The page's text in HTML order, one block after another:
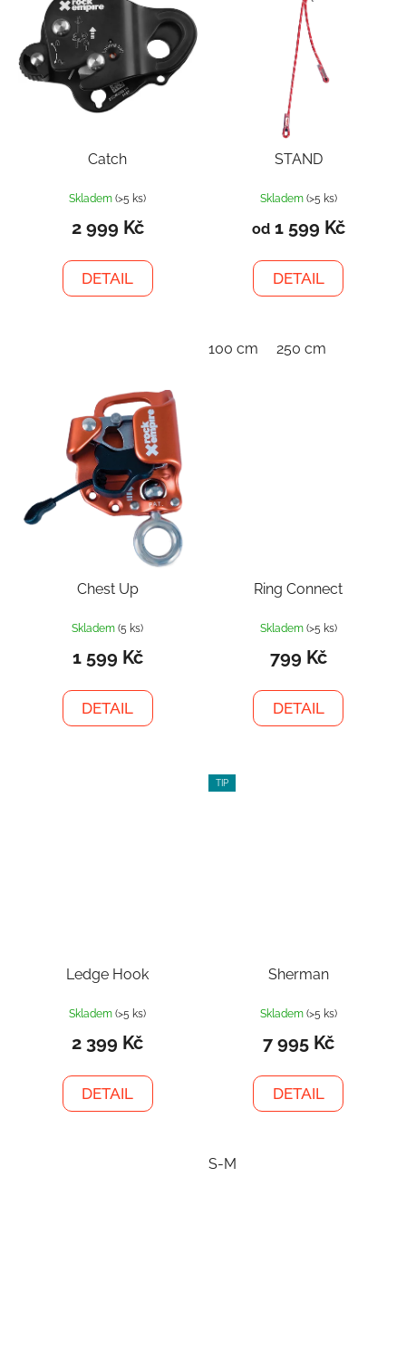
Catch
Skladem(>5 ks)
2 999 Kč
DETAIL
STAND
Skladem (>5 ks)
od1 599 Kč
DETAIL
100 cm 250 cm
Chest Up
Skladem(5 ks)
1 599 Kč
DETAIL
Ring Connect
Skladem (>5 ks)
799 Kč
DETAIL
Ledge Hook
Skladem(>5 ks)
2 399 Kč
DETAIL
TIP
Sherman
Skladem (>5 ks)
7 995 Kč
DETAIL
S-M